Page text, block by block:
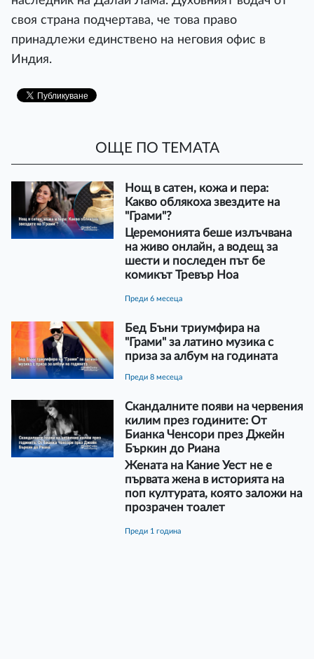
своя страна подчертава, че това право
принадлежи единствено на неговия офис в
Индия.
ОЩЕ ПО ТЕМАТА
Нощ в сатен, кожа и пера:
Какво облякоха звездите на
"Грами"?
Церемонията беше излъчвана
на живо онлайн, а водещ за
шести и последен път бе
комикът Тревър Ноа
преди 6 месеца
Бед Бъни триумфира на
"Грами" за латино музика с
приза за албум на годината
преди 8 месеца
Скандалните появи на червения
килим през годините: От
Бианка Ченсори през Джейн
Бъркин до Риана
Жената на Кание Уест не е
първата жена в историята на
поп културата, която заложи на
прозрачен тоалет
преди 1 година